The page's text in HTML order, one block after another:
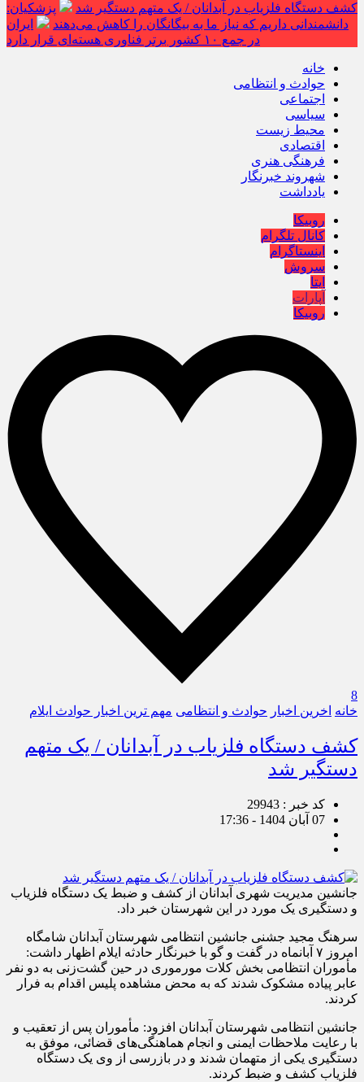
کشف دستگاه فلزیاب در آبدانان / یک متهم دستگیر شد
پزشکیان:
دانشمندانی داریم که نیاز ما به بیگانگان را کاهش می‌دهند
ایران
در جمع ۱۰ کشور برتر فناوری هسته‌ای قرار دارد
خانه
حوادث و انتظامی
اجتماعی
سیاسی
محیط زیست
اقتصادی
فرهنگی هنری
شهروند خبرنگار
یادداشت
روبیکا
کانال تلگرام
اینستاگرام
سروش
ایتا
آپارات
روبیکا
8
خانه اخرین اخبار حوادث و انتظامی مهم ترین اخبار حوادث ایلام
کشف دستگاه فلزیاب در آبدانان / یک متهم
دستگیر شد
کد خبر : 29943
07 آبان 1404 - 17:36
جانشین مدیریت شهری آبدانان از کشف و ضبط یک دستگاه فلزیاب
و دستگیری یک مورد در این شهرستان خبر داد.
سرهنگ مجید جشنی جانشین انتظامی شهرستان آبدانان شامگاه
امروز ۷ آبانماه در گفت و گو با خبرنگار حادثه ایلام اظهار داشت:
مأموران انتظامی بخش کلات مورموری در حین گشت‌زنی به دو نفر
عابر پیاده مشکوک شدند که به محض مشاهده پلیس اقدام به فرار
کردند.
جانشین انتظامی شهرستان آبدانان افزود: مأموران پس از تعقیب و
با رعایت ملاحظات ایمنی و انجام هماهنگی‌های قضائی، موفق به
دستگیری یکی از متهمان شدند و در بازرسی از وی یک دستگاه
فلزیاب کشف و ضبط کردند.